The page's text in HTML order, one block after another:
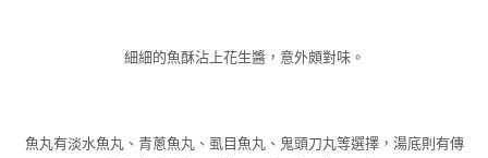
細細的魚酥沾上花生醬，意外頗對味。
魚丸有淡水魚丸、青蔥魚丸、虱目魚丸、鬼頭刀丸等選擇，湯底則有傳